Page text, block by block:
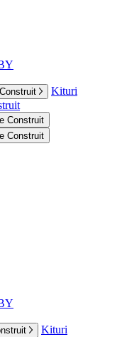
Kituri
Construit
Construit
Kituri